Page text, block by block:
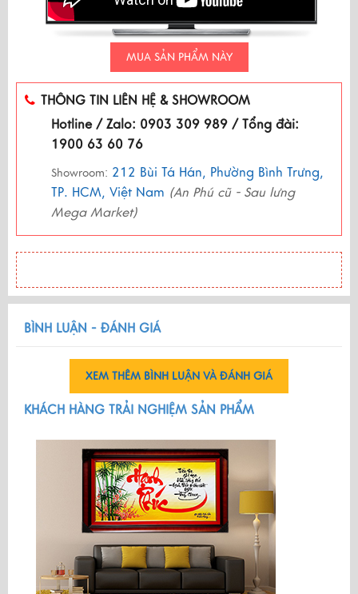
MUA SẢN PHẨM NÀY
THÔNG TIN LIÊN HỆ & SHOWROOM
Hotline / Zalo: 0903 309 989 / Tổng đài:
1900 63 60 76
Showroom: 212 Bùi Tá Hán, Phường Bình Trưng,
TP. HCM, Việt Nam (An Phú cũ - Sau lưng
Mega Market)
BÌNH LUẬN - ĐÁNH GIÁ
XEM THÊM BÌNH LUẬN VÀ ĐÁNH GIÁ
KHÁCH HÀNG TRẢI NGHIỆM SẢN PHẨM